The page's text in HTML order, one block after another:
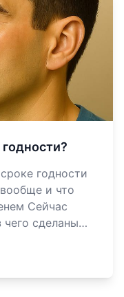
годности
и что
Сейчас
сделаны
(амил,